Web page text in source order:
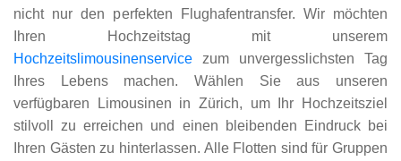
nicht nur den perfekten Flughafentransfer. Wir möchten
Ihren Hochzeitstag mit unserem
Hochzeitslimousinenservice zum unvergesslichsten Tag
Ihres Lebens machen. Wählen Sie aus unseren
verfügbaren Limousinen in Zürich, um Ihr Hochzeitsziel
stilvoll zu erreichen und einen bleibenden Eindruck bei
Ihren Gästen zu hinterlassen. Alle Flotten sind für Gruppen